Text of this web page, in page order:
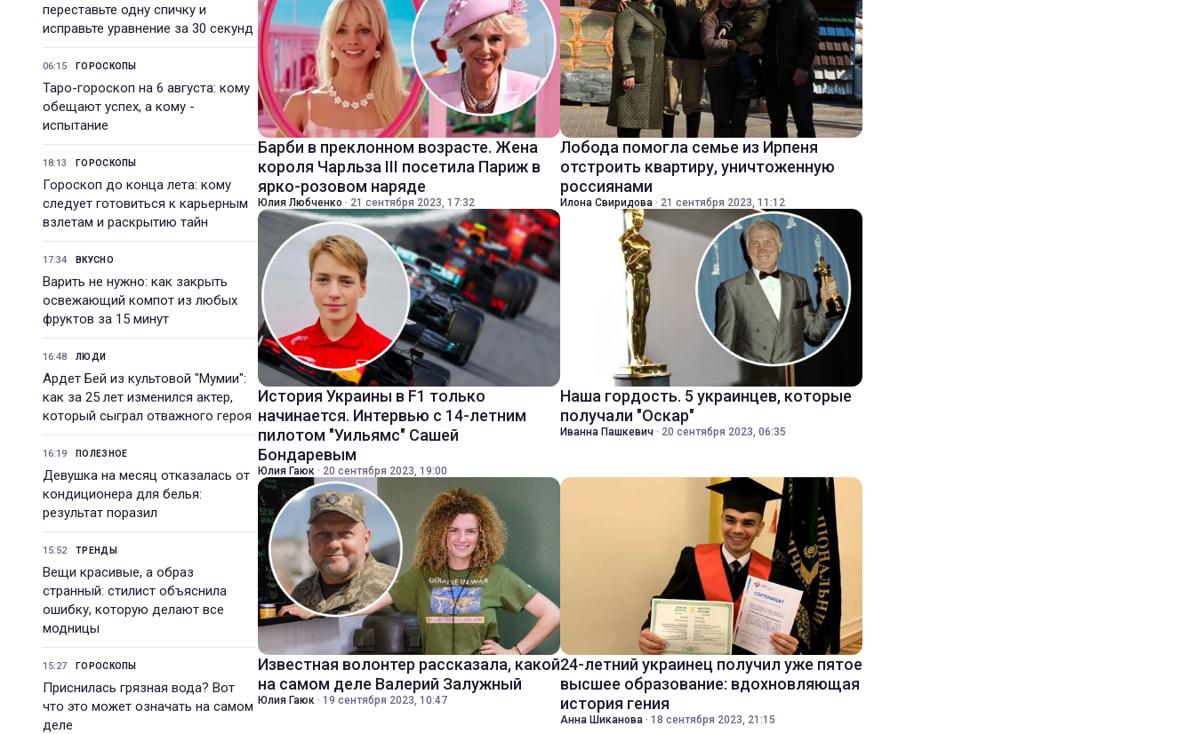
переставьте одну спичку и
исправьте уравнение за 30 секунд
06:15 ГОРОСКОПЫ
Таро-гороскоп на 6 августа: кому
обещают успех, а кому -
испытание
18:13 ГОРОСКОПЫ
Гороскоп до конца лета: кому
следует готовиться к карьерным
взлетам и раскрытию тайн
17:34 ВКУСНО
Варить не нужно: как закрыть
освежающий компот из любых
фруктов за 15 минут
16:48 ЛЮДИ
Ардет Бей из культовой "Мумии":
как за 25 лет изменился актер,
который сыграл отважного героя
16:19 ПОЛЕЗНОЕ
Девушка на месяц отказалась от
кондиционера для белья:
результат поразил
15:52 ТРЕНДЫ
Вещи красивые, а образ
странный: стилист объяснила
ошибку, которую делают все
модницы
15:27 ГОРОСКОПЫ
Приснилась грязная вода? Вот
что это может означать на самом
деле
Барби в преклонном возрасте. Жена
короля Чарльза III посетила Париж в
ярко-розовом наряде
Юлия Любченко · 21 сентября 2023, 17:32
Лобода помогла семье из Ирпеня
отстроить квартиру, уничтоженную
россиянами
Илона Свиридова · 21 сентября 2023, 11:12
История Украины в F1 только
начинается. Интервью с 14-летним
пилотом "Уильямс" Сашей
Бондаревым
Юлия Гаюк · 20 сентября 2023, 19:00
Наша гордость. 5 украинцев, которые
получали "Оскар"
Иванна Пашкевич · 20 сентября 2023, 06:35
Известная волонтер рассказала, какой
на самом деле Валерий Залужный
Юлия Гаюк · 19 сентября 2023, 10:47
24-летний украинец получил уже пятое
высшее образование: вдохновляющая
история гения
Анна Шиканова · 18 сентября 2023, 21:15